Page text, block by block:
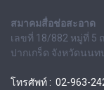
สมาคมสื่อช่อสะอาด
เลขที่ 18/882 หมู่ที่ 5
ปากเกร็ด จังหวัดนนท
โทรศัพท์ : 02-963-